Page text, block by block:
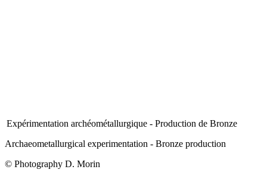
Expérimentation archéométallurgique - Production de Bronze
Archaeometallurgical experimentation - Bronze production
© Photography D. Morin